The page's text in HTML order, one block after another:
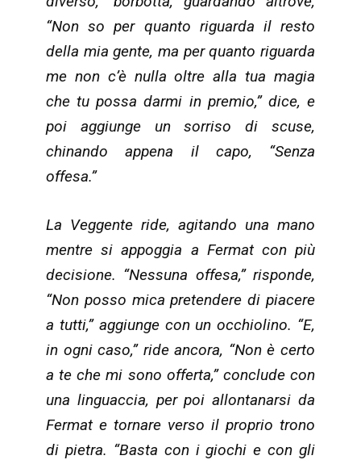
“Non so per quanto riguarda il resto
della mia gente, ma per quanto riguarda
me non c’è nulla oltre alla tua magia
che tu possa darmi in premio,” dice, e
poi aggiunge un sorriso di scuse,
chinando appena il capo, “Senza
offesa.”
La Veggente ride, agitando una mano
mentre si appoggia a Fermat con più
decisione. “Nessuna offesa,” risponde,
“Non posso mica pretendere di piacere
a tutti,” aggiunge con un occhiolino. “E,
in ogni caso,” ride ancora, “Non è certo
a te che mi sono offerta,” conclude con
una linguaccia, per poi allontanarsi da
Fermat e tornare verso il proprio trono
di pietra. “Basta con i giochi e con gli